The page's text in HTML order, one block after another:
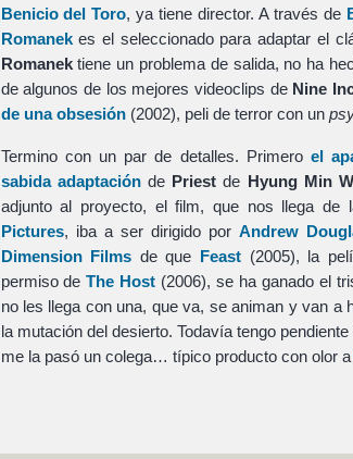
Benicio del Toro, ya tiene director. A través de
Romanekes el seleccionado para adaptar el
Romanektiene un problema de salida, no ha
de algunos de los mejores videoclips de Nine
de una obsesión(2002), peli de terror con un
Termino con un par de detalles. Primero el
sabida adaptaciónde Priest de Hyung Min
adjunto al proyecto, el film, que nos llega
Pictures, iba a ser dirigido por Andrew
Dimension Films de que Feast (2005), la
permiso deThe Host (2006), se ha ganado el
no les llega con una, que va, se animan y van
la mutación del desierto. Todavía tengo
me la pasó un colega… típico producto con olor a